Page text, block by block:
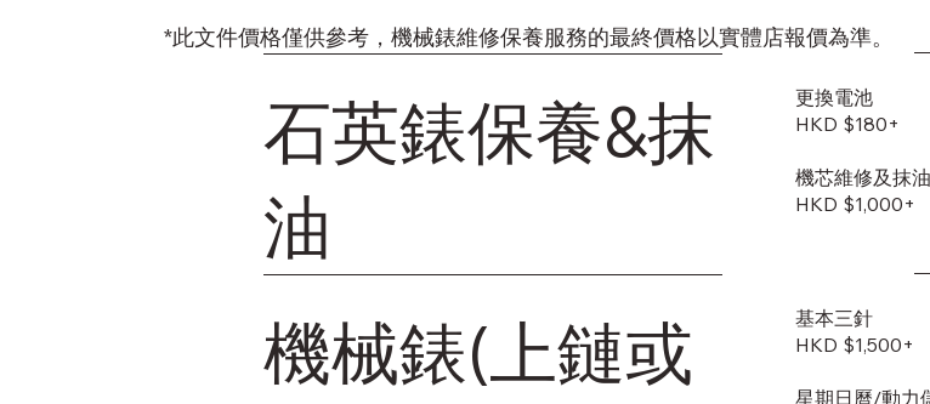
*此文件價格僅供參考，機械錶維修保養服務的最終價格以實體店報價為準。
石英錶保養&抹
油
更換電池
HKD $180+
機芯維修及抹油
HKD $1,000+
機械錶(上鏈或
基本三針
HKD $1,500+
星期日曆/動力